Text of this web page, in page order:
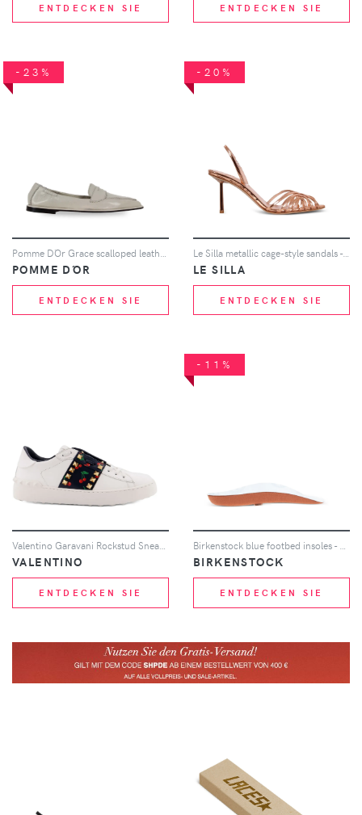
ENTDECKEN SIE ENTDECKEN SIE
-23%
POMME D´OR
ENTDECKEN SIE
-20%
LE SILLA
ENTDECKEN SIE
Valentino Garavani Rockstud Sneakers mit Kirschen - Weiß
VALENTINO
ENTDECKEN SIE
-11%
Birkenstock blue footbed insoles - Blau
BIRKENSTOCK
ENTDECKEN SIE